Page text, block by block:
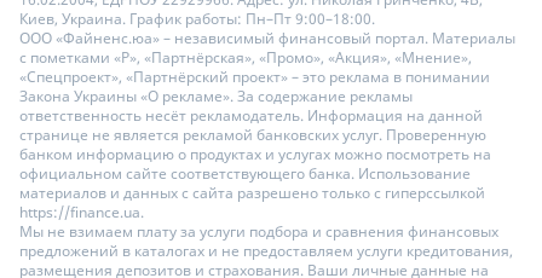
Киев, Украина. График работы: Пн–Пт 9:00–18:00.
ООО «Файненс.юа» – независимый финансовый портал. Материалы
с пометками «Р», «Партнёрская», «Промо», «Акция», «Мнение»,
«Спецпроект», «Партнёрский проект» – это реклама в понимании
Закона Украины «О рекламе». За содержание рекламы
ответственность несёт рекламодатель. Информация на данной
странице не является рекламой банковских услуг. Проверенную
банком информацию о продуктах и услугах можно посмотреть на
официальном сайте соответствующего банка. Использование
материалов и данных с сайта разрешено только с гиперссылкой
https://finance.ua.
Мы не взимаем плату за услуги подбора и сравнения финансовых
предложений в каталогах и не предоставляем услуги кредитования,
размещения депозитов и страхования. Ваши личные данные на